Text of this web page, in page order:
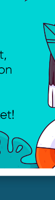
16:30
16:30
- 15:30
- 13:00